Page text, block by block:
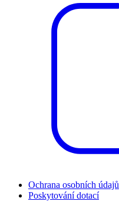
Ochrana osobních údajů
Poskytování dotací